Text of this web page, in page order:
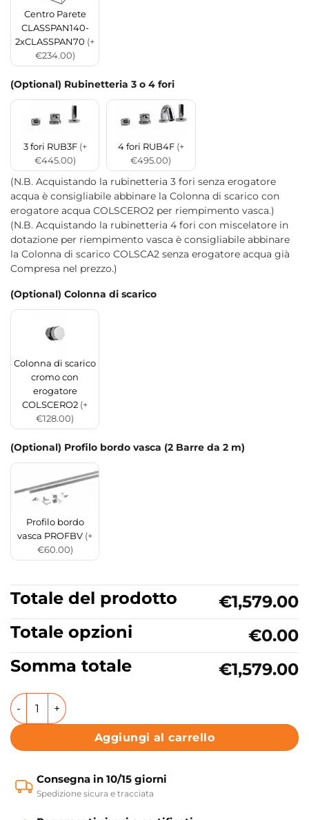
Centro Parete
CLASSPAN140-
2xCLASSPAN70 (+
€234.00)
(Optional) Rubinetteria 3 o 4 fori
3 fori RUB3F (+
€445.00)
4 fori RUB4F (+
€495.00)
(N.B. Acquistando la rubinetteria 3 fori senza erogatore
acqua è consigliabile abbinare la Colonna di scarico con
erogatore acqua COLSCERO2 per riempimento vasca.)
(N.B. Acquistando la rubinetteria 4 fori con miscelatore in
dotazione per riempimento vasca è consigliabile abbinare
la Colonna di scarico COLSCA2 senza erogatore acqua già
Compresa nel prezzo.)
(Optional) Colonna di scarico
Colonna di scarico
cromo con
erogatore
COLSCERO2 (+
€128.00)
(Optional) Profilo bordo vasca (2 Barre da 2 m)
Profilo bordo
vasca PROFBV (+
€60.00)
Totale del prodotto
€1,579.00
Totale opzioni
€0.00
Somma totale
€1,579.00
Vasca da bagno con idromassaggio 140x70 cm Astra
Aggiungi al carrello
Consegna in 10/15 giorni
Spedizione sicura e tracciata